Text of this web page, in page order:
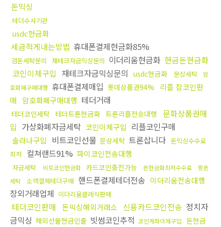
돈믹싱
테더수사기관
usdc현금화
세금적게내는방법 휴대폰결제현금화85%
검돈세탁문의 재테크자금믹싱문의 이더리움현금화 현금돈현금화
코인이체구입 재테크자금믹싱문의 usdc현금화 문상세탁
암
호화폐구매대행 휴대폰결제매입 롯데상품권94%
리플 잡코인판
매
암호화폐구매대행 테더거래
테더코인세탁 테더트론현금화 트론리플전송대행
문화상품권매
입 가상화폐자금세탁 코인이체구입 리플코인구매
솔라나구입 비트코인선물 문상세탁 트론삽니다 돈믹싱수수료
최저
컬쳐랜드91% 파이코인전송대행
자금세탁 비트코인현금화 카드코인충전가능 돈현금화최저수수료
핑돈
세탁
소액결제테더구매 핸드폰결제테더전송 이더리움전송대행
장외거래업체 이더리움클레식판매
테더코인판매 돈믹싱해외거래소 신용카드코인전송 정치자
금믹싱 해외선물현금인출 빗썸코인추적 코인계좌이체구입
돈현금